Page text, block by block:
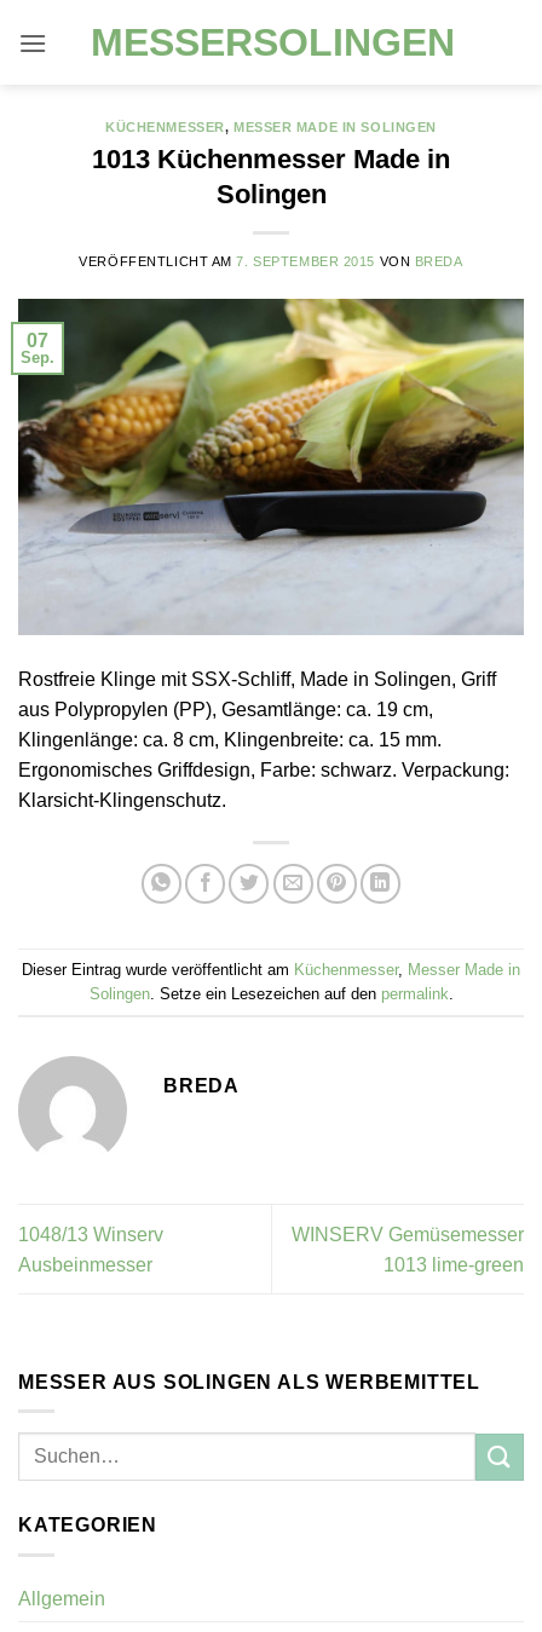
Inhalt
MESSERSOLINGEN
KÜCHENMESSER, MESSER MADE IN SOLINGEN
1013 Küchenmesser Made in
Solingen
VERÖFFENTLICHT AM7. SEPTEMBER 2015 VON BREDA
07
Sep.
Rostfreie Klinge mit SSX-Schliff, Made in Solingen, Griff
aus Polypropylen (PP), Gesamtlänge: ca. 19 cm,
Klingenlänge: ca. 8 cm, Klingenbreite: ca. 15 mm.
Ergonomisches Griffdesign, Farbe: schwarz. Verpackung:
Klarsicht-Klingenschutz.
Dieser Eintrag wurde veröffentlicht am Küchenmesser, Messer Made in
Solingen. Setze ein Lesezeichen auf den permalink
BREDA
1048/13 Winserv
Ausbeinmesser
WINSERV Gemüsemesser
1013 lime-green
MESSER AUS SOLINGEN ALS WERBEMITTEL
KATEGORIEN
Allgemein